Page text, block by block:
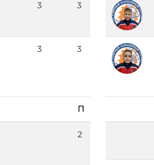
3 3
3 3
П
2